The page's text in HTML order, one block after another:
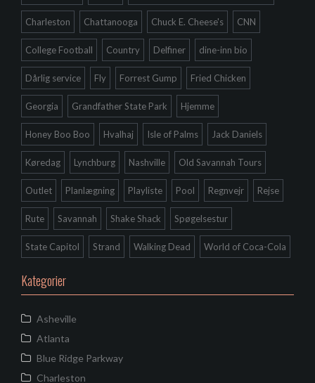
Charleston Chattanooga Chuck E. Cheese's CNN
College Football Country Delfiner dine-inn bio
Dårlig service Fly Forrest Gump Fried Chicken
Georgia Grandfather State Park Hjemme
Honey Boo Boo Hvalhaj Isle of Palms Jack Daniels
Køredag Lynchburg Nashville Old Savannah Tours
Outlet Planlægning Playliste Pool Regnvejr Rejse
Rute Savannah Shake Shack Spøgelsestur
State Capitol Strand Walking Dead World of Coca-Cola
Kategorier
Asheville
Atlanta
Blue Ridge Parkway
Charleston